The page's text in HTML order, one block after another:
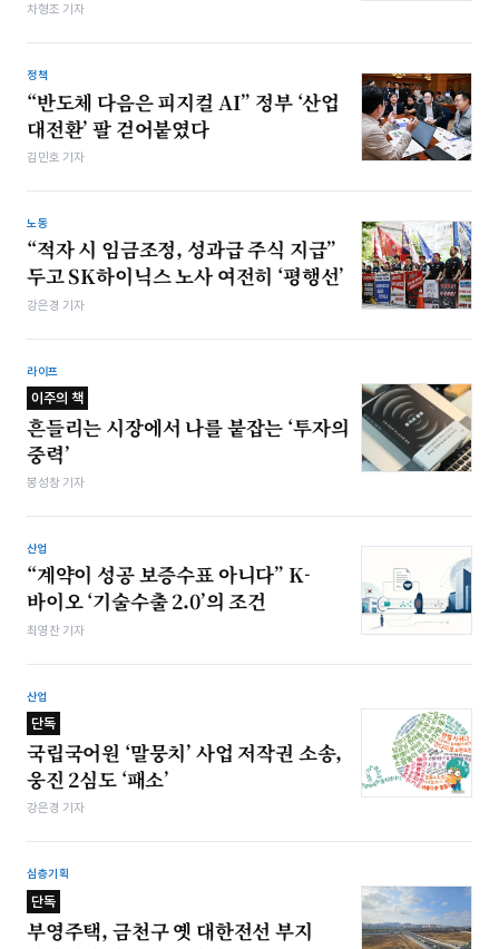
차형조 기자
정책
“반도체 다음은 피지컬 AI” 정부 ‘산업
대전환’ 팔 걷어붙였다
김민호 기자
노동
“적자 시 임금조정, 성과급 주식 지급”
두고 SK하이닉스 노사 여전히 ‘평행선’
강은경 기자
라이프
이주의 책
흔들리는 시장에서 나를 붙잡는 ‘투자의
중력’
봉성창 기자
산업
“계약이 성공 보증수표 아니다” K-
바이오 ‘기술수출 2.0’의 조건
최영찬 기자
산업
단독
국립국어원 ‘말뭉치’ 사업 저작권 소송,
웅진 2심도 ‘패소’
강은경 기자
심층기획
단독
부영주택, 금천구 옛 대한전선 부지